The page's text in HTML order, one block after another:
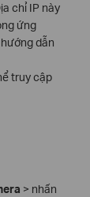
chỉ IP này
ứng
dẫn
truy cập
> nhấn